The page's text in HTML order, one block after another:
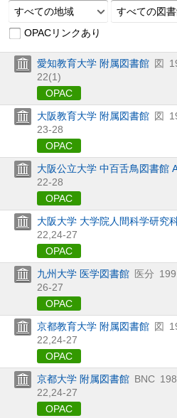
すべての地域
すべての図
OPACリンクあり
愛知教育大学 附属図書館 図
22(1)
OPAC
大阪教育大学 附属図書館 図
23-28
OPAC
大阪公立大学 中百舌鳥図書館
22-28
OPAC
大阪大学 大学院人間科学研究
22, 24-27
OPAC
九州大学 医学図書館 医分
26-27
OPAC
京都教育大学 附属図書館 図
22, 24-27
OPAC
京都大学 附属図書館 BNC
22, 24-27
OPAC